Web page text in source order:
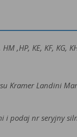
,HP, KE, KF, KG,
Kramer Landini
i podaj nr seryjny